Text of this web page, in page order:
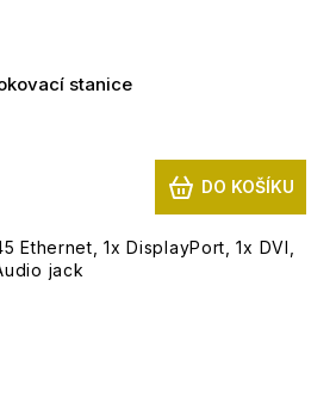
stanice
DO KOŠÍKU
Ethernet, 1x DisplayPort, 1x DVI,
jack